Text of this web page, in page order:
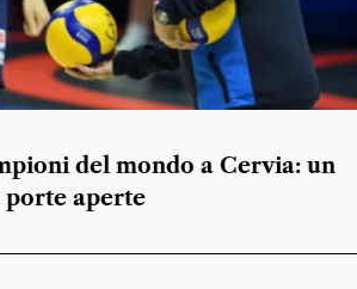
del mondo a Cervia: un
porte aperte